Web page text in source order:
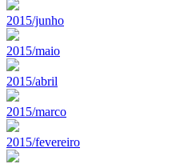
2015/junho
2015/maio
2015/abril
2015/marco
2015/fevereiro